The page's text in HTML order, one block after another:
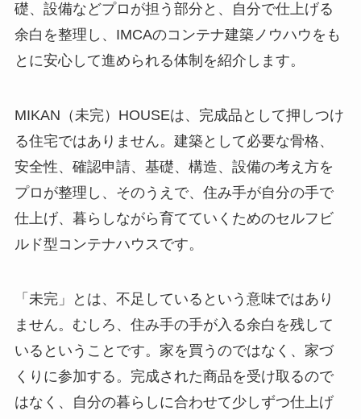
礎、設備などプロが担う部分と、自分で仕上げる
余白を整理し、IMCAのコンテナ建築ノウハウをも
とに安心して進められる体制を紹介します。
MIKAN（未完）HOUSEは、完成品として押しつけ
る住宅ではありません。建築として必要な骨格、
安全性、確認申請、基礎、構造、設備の考え方を
プロが整理し、そのうえで、住み手が自分の手で
仕上げ、暮らしながら育てていくためのセルフビ
ルド型コンテナハウスです。
「未完」とは、不足しているという意味ではあり
ません。むしろ、住み手の手が入る余白を残して
いるということです。家を買うのではなく、家づ
くりに参加する。完成された商品を受け取るので
はなく、自分の暮らしに合わせて少しずつ仕上げ